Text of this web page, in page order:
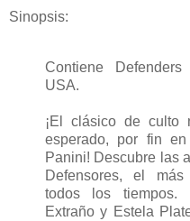
Sinopsis:
Contiene Defenders
USA.
¡El clásico de culto
esperado, por fin
Panini! Descubre las
Defensores, el
todos los tiempos.
Extraño y Estela